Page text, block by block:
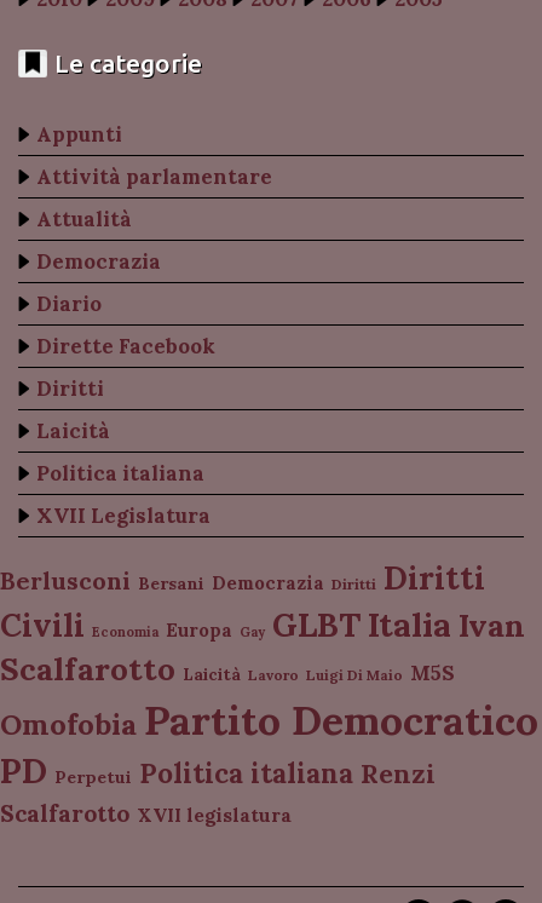
Le categorie
Appunti
Attività parlamentare
Attualità
Democrazia
Diario
Dirette Facebook
Diritti
Laicità
Politica italiana
XVII Legislatura
Berlusconi Bersani Democrazia Diritti Diritti
Civili Economia Europa Gay GLBT Italia Ivan
Scalfarotto Laicità Lavoro Luigi Di Maio M5S
Omofobia Partito Democratico
PD Perpetui Politica italiana Renzi
Scalfarotto XVII legislatura